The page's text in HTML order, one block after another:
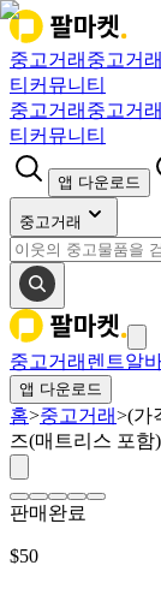
중고거래 중고거래
티 커뮤니티
중고거래 중고거래
티 커뮤니티
앱 다운로드
중고거래
중고거래 렌트알
앱 다운로드
홈>중고거래>(가
즈(매트리스 포함)
판매완료
$50